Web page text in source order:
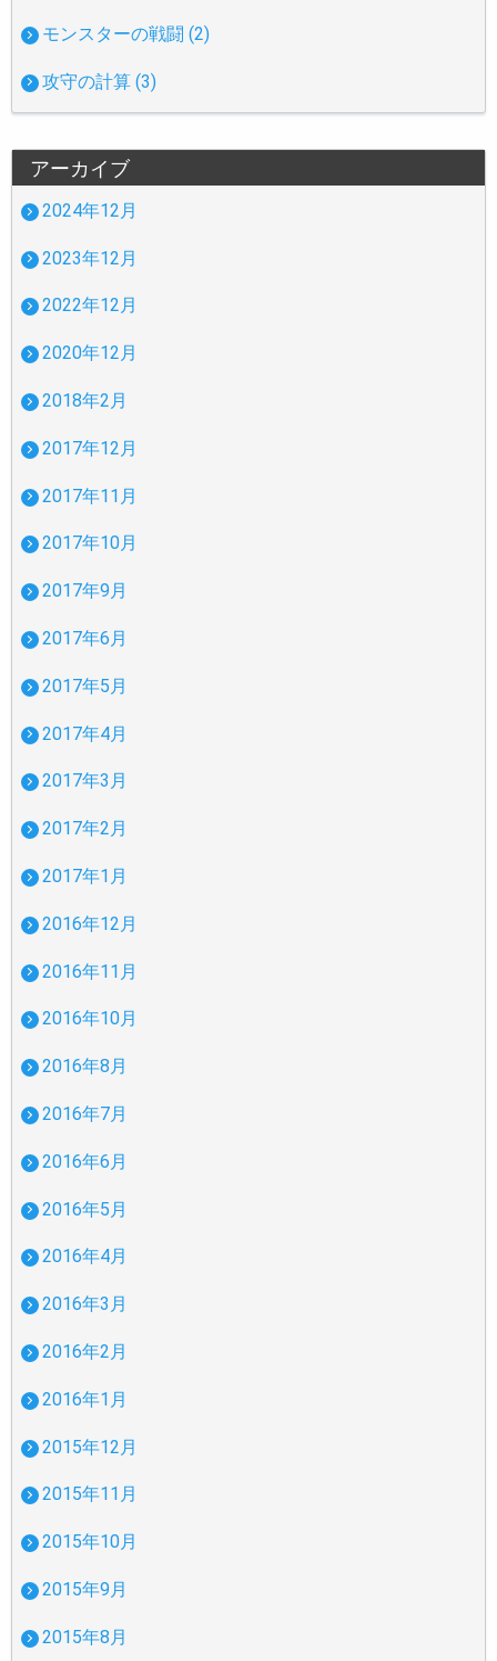
モンスターの戦闘 (2)
攻守の計算 (3)
アーカイブ
2024年12月
2023年12月
2022年12月
2020年12月
2018年2月
2017年12月
2017年11月
2017年10月
2017年9月
2017年6月
2017年5月
2017年4月
2017年3月
2017年2月
2017年1月
2016年12月
2016年11月
2016年10月
2016年8月
2016年7月
2016年6月
2016年5月
2016年4月
2016年3月
2016年2月
2016年1月
2015年12月
2015年11月
2015年10月
2015年9月
2015年8月